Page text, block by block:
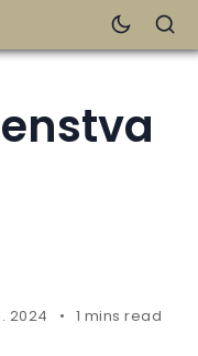
2024 1 mins read